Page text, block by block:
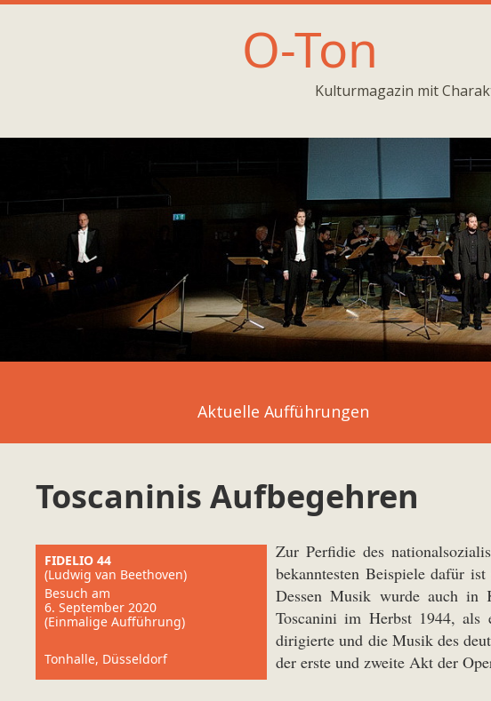
O-Ton
Kulturmagazin mit
Aktuelle Aufführungen
Toscaninis Aufbegehren
FIDELIO 44
(Ludwig van Beethoven)
Besuch am
6. September 2020
(Einmalige Aufführung)
Tonhalle, Düsseldorf
Zur Perfidie des
bekanntesten Beispiele dafür
Dessen Musik wurde auch in
Toscanini im Herbst 1944, als
dirigierte und die Musik des
der erste und zweite Akt der